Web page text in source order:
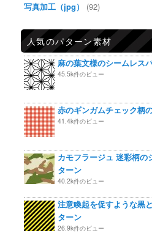
写真加工（jpg）
(92)
人気のパターン素材
麻の葉文様のシームレス
45.5k件のビュー
赤のギンガムチェック柄
41.4k件のビュー
カモフラージュ 迷彩柄の
ターン
40.2k件のビュー
注意喚起を促すような黒
ターン
26.9k件のビュー